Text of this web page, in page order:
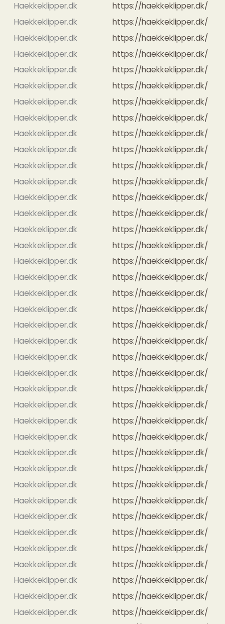
Haekkeklipper.dk
https://haekkeklipper.dk/
Haekkeklipper.dk
https://haekkeklipper.dk/
Haekkeklipper.dk
https://haekkeklipper.dk/
Haekkeklipper.dk
https://haekkeklipper.dk/
Haekkeklipper.dk
https://haekkeklipper.dk/
Haekkeklipper.dk
https://haekkeklipper.dk/
Haekkeklipper.dk
https://haekkeklipper.dk/
Haekkeklipper.dk
https://haekkeklipper.dk/
Haekkeklipper.dk
https://haekkeklipper.dk/
Haekkeklipper.dk
https://haekkeklipper.dk/
Haekkeklipper.dk
https://haekkeklipper.dk/
Haekkeklipper.dk
https://haekkeklipper.dk/
Haekkeklipper.dk
https://haekkeklipper.dk/
Haekkeklipper.dk
https://haekkeklipper.dk/
Haekkeklipper.dk
https://haekkeklipper.dk/
Haekkeklipper.dk
https://haekkeklipper.dk/
Haekkeklipper.dk
https://haekkeklipper.dk/
Haekkeklipper.dk
https://haekkeklipper.dk/
Haekkeklipper.dk
https://haekkeklipper.dk/
Haekkeklipper.dk
https://haekkeklipper.dk/
Haekkeklipper.dk
https://haekkeklipper.dk/
Haekkeklipper.dk
https://haekkeklipper.dk/
Haekkeklipper.dk
https://haekkeklipper.dk/
Haekkeklipper.dk
https://haekkeklipper.dk/
Haekkeklipper.dk
https://haekkeklipper.dk/
Haekkeklipper.dk
https://haekkeklipper.dk/
Haekkeklipper.dk
https://haekkeklipper.dk/
Haekkeklipper.dk
https://haekkeklipper.dk/
Haekkeklipper.dk
https://haekkeklipper.dk/
Haekkeklipper.dk
https://haekkeklipper.dk/
Haekkeklipper.dk
https://haekkeklipper.dk/
Haekkeklipper.dk
https://haekkeklipper.dk/
Haekkeklipper.dk
https://haekkeklipper.dk/
Haekkeklipper.dk
https://haekkeklipper.dk/
Haekkeklipper.dk
https://haekkeklipper.dk/
Haekkeklipper.dk
https://haekkeklipper.dk/
Haekkeklipper.dk
https://haekkeklipper.dk/
Haekkeklipper.dk
https://haekkeklipper.dk/
Haekkeklipper.dk
https://haekkeklipper.dk/